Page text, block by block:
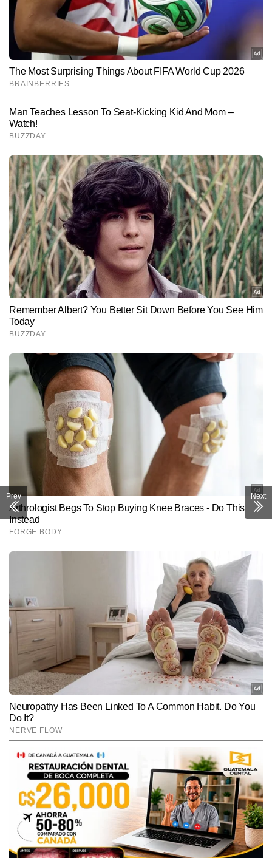
पॉलिटिक्स एवं डिफेंस की स्टोरीज में इनकी खासी दिलचस्पी है। आलोक ने अलग-
अलग माध्यमों में काम करते हुए समाचारों की समझ, प्रस्तुति और विश्लेषण में मजबूत
दक्षता विकसित की है और अब तक 25,000 से अधिक आर्टिकल तैयार कर चुके
हैं। तथ्यों की गहन जांच, मजबूत न्यूज सेंस और तेज निर्णय क्षमता उनकी पत्रकारिता
की प्रमुख खासियतें हैं।
Follow Us:
Subscribe to our daily Newsletter!
Prev Next